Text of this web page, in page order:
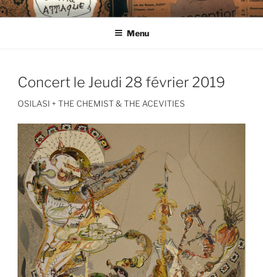
Aller
au
CIE LES ENDIMANCHÉS
Menu
Concert le Jeudi 28 février 2019
OSILASI + THE CHEMIST & THE ACEVITIES